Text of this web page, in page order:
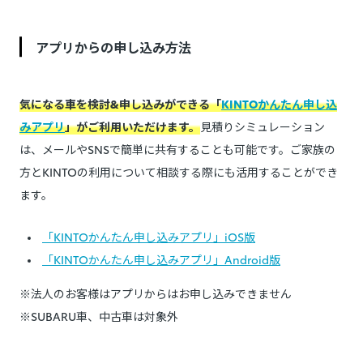
アプリからの申し込み方法
気になる車を検討&申し込みができる「KINTOかんたん申し込
みアプリ」がご利用いただけます。見積りシミュレーション
は、メールやSNSで簡単に共有することも可能です。ご家族の
方とKINTOの利用について相談する際にも活用することができ
ます。
「KINTOかんたん申し込みアプリ」iOS版
「KINTOかんたん申し込みアプリ」Android版
※法人のお客様はアプリからはお申し込みできません
※SUBARU車、中古車は対象外